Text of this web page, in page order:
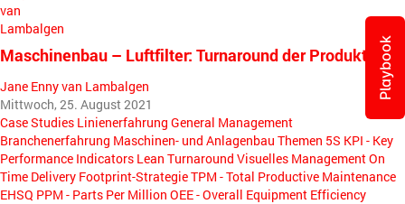
Maschinenbau – Luftfilter: Turnaround der Produktion
Jane Enny van Lambalgen
Mittwoch, 25. August 2021
Case Studies Linienerfahrung General Management
Branchenerfahrung Maschinen- und Anlagenbau Themen 5S KPI - Key
Performance Indicators Lean Turnaround Visuelles ManagementOn
Time Delivery Footprint-StrategieTPM - Total Productive Maintenance
EHSQ PPM - Parts Per Million OEE - Overall Equipment Efficiency
Playbook